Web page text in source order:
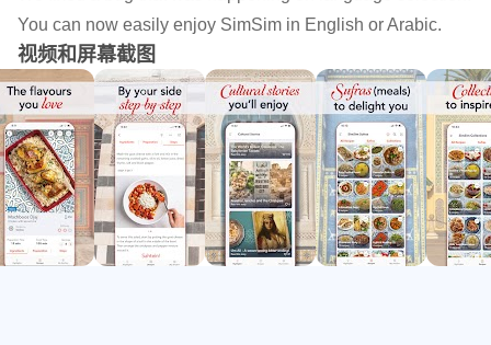
特征：
- 让烹饪变得简单：我们详细的说明和分步照片让在家烹饪
美味的阿拉伯食物变得比以往更容易！
- 鼓舞人心的系列：探索“孩子们喜欢的菜肴”和“预算主菜”等
主题系列，为您的下一顿饭带来灵感。
- 文化故事：阅读有关您喜爱的食材和菜肴的精彩故事和轶
事。
- 每周计划：安排一周的膳食以保持井井有条。
You can now easily enjoy SimSim in English or Arabic.
视频和屏幕截图